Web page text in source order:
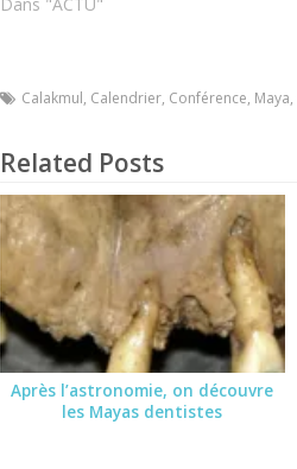
Calakmul, Calendrier, Conférence, Maya,
Related Posts
Après l’astronomie, on découvre
les Mayas dentistes